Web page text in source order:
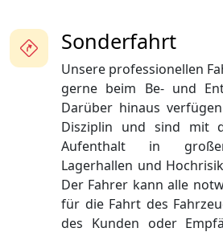
Sonderfahrt
Unsere professionellen
gerne beim Be- und
Darüber hinaus
Disziplin und sind mit
Aufenthalt in
Lagerhallen und
Der Fahrer kann alle
für die Fahrt des
des Kunden oder